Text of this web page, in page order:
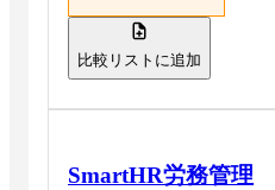
比較リストに追加
SmartHR労務管理